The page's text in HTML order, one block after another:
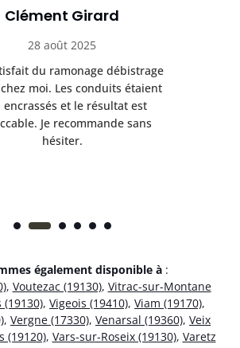
Clément Girard
28 août 2025
du ramonage débistrage
moi. Les conduits étaient
encrassés et le résultat est
Je recommande sans
hésiter.
également disponible à :
, Voutezac (19130), Vitrac-sur-Montane
(19130), Vigeois (19410), Viam (19170),
, Vergne (17330), Venarsal (19360), Veix
(19120), Vars-sur-Roseix (19130), Varetz